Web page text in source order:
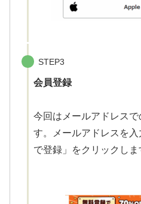
STEP3
会員登録
今回はメールアドレス
す。メールアドレスを
で登録」をクリックしま